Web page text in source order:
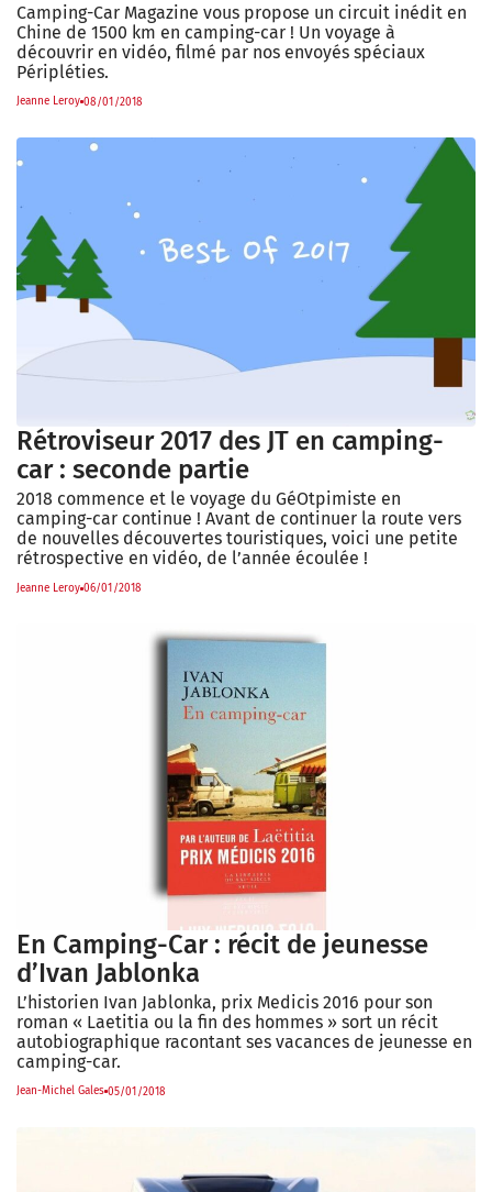
Camping-Car Magazine vous propose un circuit inédit en
Chine de 1500 km en camping-car ! Un voyage à
découvrir en vidéo, filmé par nos envoyés spéciaux
Péripléties.
Jeanne Leroy 08/01/2018
Rétroviseur 2017 des JT en camping-
car : seconde partie
2018 commence et le voyage du GéOtpimiste en
camping-car continue ! Avant de continuer la route vers
de nouvelles découvertes touristiques, voici une petite
rétrospective en vidéo, de l’année écoulée !
Jeanne Leroy 06/01/2018
En Camping-Car : récit de jeunesse
d’Ivan Jablonka
L’historien Ivan Jablonka, prix Medicis 2016 pour son
roman « Laetitia ou la fin des hommes » sort un récit
autobiographique racontant ses vacances de jeunesse en
camping-car.
Jean-Michel Gales 05/01/2018